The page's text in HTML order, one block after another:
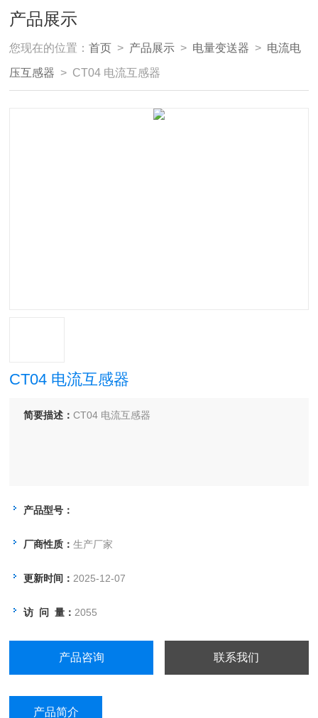
产品展示
您现在的位置：首页 > 产品展示 > 电量变送器 > 电流电
压互感器 > CT04 电流互感器
CT04 电流互感器
简要描述：CT04 电流互感器
产品型号：
厂商性质：生产厂家
更新时间： 2025-12-07
访 问 量： 2055
产品咨询 联系我们
产品简介